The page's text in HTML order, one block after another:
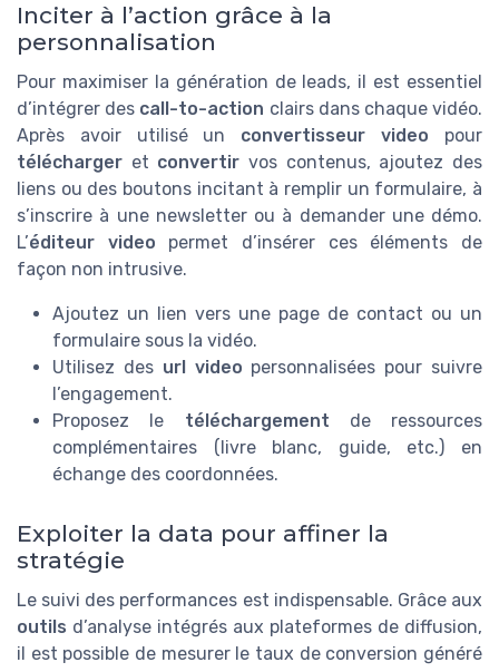
Inciter à l’action grâce à la
personnalisation
Pour maximiser la génération de leads, il est essentiel
d’intégrer des call-to-action clairs dans chaque vidéo.
Après avoir utilisé un convertisseur video pour
télécharger et convertir vos contenus, ajoutez des
liens ou des boutons incitant à remplir un formulaire, à
s’inscrire à une newsletter ou à demander une démo.
L’éditeur video permet d’insérer ces éléments de
façon non intrusive.
Ajoutez un lien vers une page de contact ou un
formulaire sous la vidéo.
Utilisez des url video personnalisées pour suivre
l’engagement.
Proposez le téléchargement de ressources
complémentaires (livre blanc, guide, etc.) en
échange des coordonnées.
Exploiter la data pour affiner la
stratégie
Le suivi des performances est indispensable. Grâce aux
outils d’analyse intégrés aux plateformes de diffusion,
il est possible de mesurer le taux de conversion généré